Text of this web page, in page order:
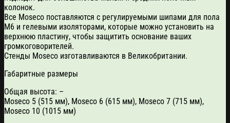
колонок.
Все Moseco поставляются с регулируемыми шипами для пола
M6 и гелевыми изоляторами, которые можно установить на
верхнюю пластину, чтобы защитить основание ваших
громкоговорителей.
Стенды Moseco изготавливаются в Великобритании.
Габаритные размеры
Общая высота: –
Moseco 5 (515 мм), Moseco 6 (615 мм), Moseco 7 (715 мм),
Moseco 10 (1015 мм)